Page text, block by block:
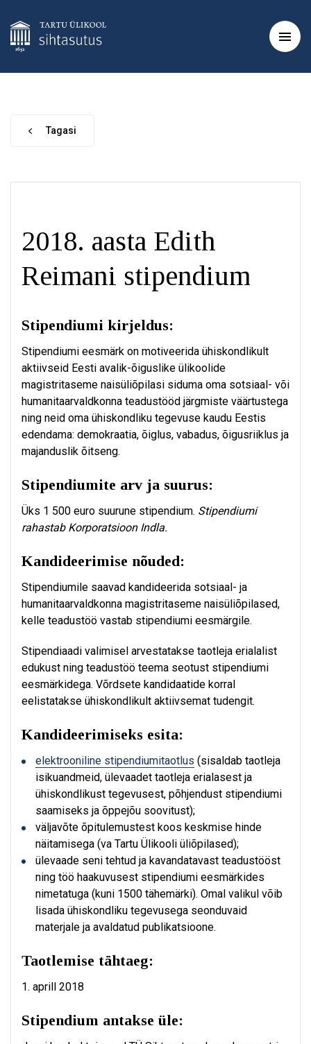
Tagasi
2018. aasta Edith
Reimani stipendium
Stipendiumi kirjeldus:
Stipendiumi eesmärk on motiveerida ühiskondlikult
aktiivseid Eesti avalik-õiguslike ülikoolide
magistritaseme naisüliõpilasi siduma oma sotsiaal- või
humanitaarvaldkonna teadustööd järgmiste väärtustega
ning neid oma ühiskondliku tegevuse kaudu Eestis
edendama: demokraatia, õiglus, vabadus, õigusriiklus ja
majanduslik õitseng.
Stipendiumite arv ja suurus:
Üks 1 500 euro suurune stipendium. Stipendiumi
rahastab Korporatsioon Indla.
Kandideerimise nõuded:
Stipendiumile saavad kandideerida sotsiaal- ja
humanitaarvaldkonna magistritaseme naisüliõpilased,
kelle teadustöö vastab stipendiumi eesmärgile.
Stipendiaadi valimisel arvestatakse taotleja erialalist
edukust ning teadustöö teema seotust stipendiumi
eesmärkidega. Võrdsete kandidaatide korral
eelistatakse ühiskondlikult aktiivsemat tudengit.
Kandideerimiseks esita:
elektrooniline stipendiumitaotlus (sisaldab taotleja
isikuandmeid, ülevaadet taotleja erialasest ja
ühiskondlikust tegevusest, põhjendust stipendiumi
saamiseks ja õppejõu soovitust);
väljavõte õpitulemustest koos keskmise hinde
näitamisega (va Tartu Ülikooli üliõpilased);
ülevaade seni tehtud ja kavandatavast teadustööst
ning töö haakuvusest stipendiumi eesmärkides
nimetatuga (kuni 1500 tähemärki). Omal valikul võib
lisada ühiskondliku tegevusega seonduvaid
materjale ja avaldatud publikatsioone.
Taotlemise tähtaeg:
1. aprill 2018
Stipendium antakse üle: